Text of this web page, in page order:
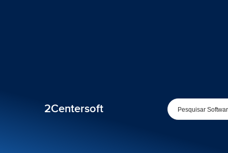
2Centersoft